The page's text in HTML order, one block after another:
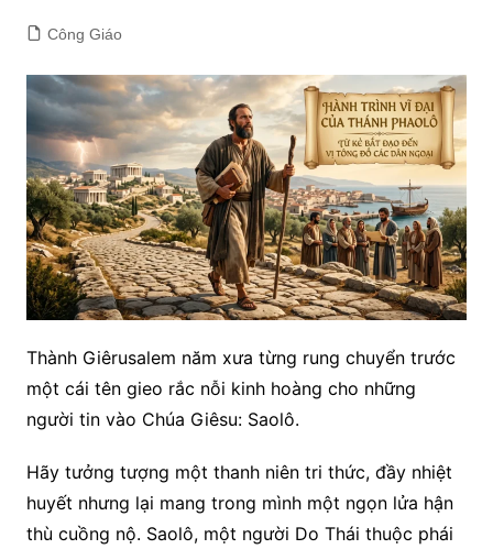
Công Giáo
Thành Giêrusalem năm xưa từng rung chuyển trước
một cái tên gieo rắc nỗi kinh hoàng cho những
người tin vào Chúa Giêsu: Saolô.
Hãy tưởng tượng một thanh niên tri thức, đầy nhiệt
huyết nhưng lại mang trong mình một ngọn lửa hận
thù cuồng nộ. Saolô, một người Do Thái thuộc phái